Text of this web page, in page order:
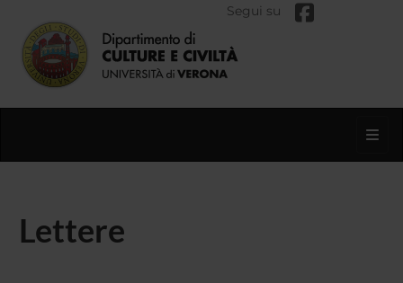
Segui su
Lettere